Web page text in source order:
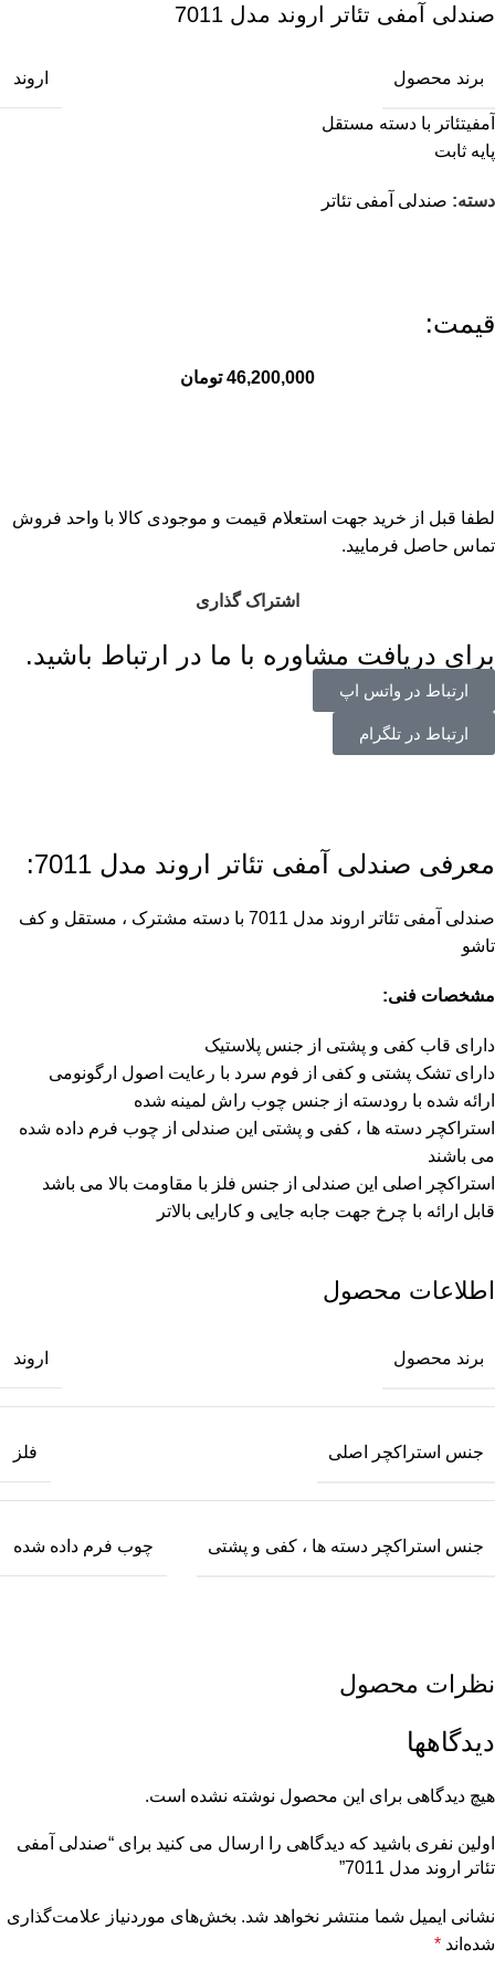
صندلی آمفی تئاتر اروند مدل 7011
برند محصول اروند
آمفیتئاتر با دسته مستقل
پایه ثابت
دسته: صندلی آمفی تئاتر
قیمت:
46,200,000 تومان
لطفا قبل از خرید جهت استعلام قیمت و موجودی کالا با واحد فروش
تماس حاصل فرمایید.
اشتراک گذاری
برای دریافت مشاوره با ما در ارتباط باشید.
ارتباط در واتس اپ
ارتباط در تلگرام
معرفی صندلی آمفی تئاتر اروند مدل 7011:
صندلی آمفی تئاتر اروند مدل 7011 با دسته مشترک ، مستقل و کف
تاشو
مشخصات فنی:
دارای قاب کفی و پشتی از جنس پلاستیک
دارای تشک پشتی و کفی از فوم سرد با رعایت اصول ارگونومی
ارائه شده با رودسته از جنس چوب راش لمینه شده
استراکچر دسته ها ، کفی و پشتی این صندلی از چوب فرم داده شده
می باشند
استراکچر اصلی این صندلی از جنس فلز با مقاومت بالا می باشد
قابل ارائه با چرخ جهت جابه جایی و کارایی بالاتر
اطلاعات محصول
برند محصول اروند
جنس استراکچر اصلی فلز
جنس استراکچر دسته ها ، کفی و پشتی چوب فرم داده شده
نظرات محصول
دیدگاهها
هیچ دیدگاهی برای این محصول نوشته نشده است.
اولین نفری باشید که دیدگاهی را ارسال می کنید برای “صندلی آمفی
تئاتر اروند مدل 7011”
نشانی ایمیل شما منتشر نخواهد شد. بخش‌های موردنیاز علامت‌گذاری
شده‌اند *